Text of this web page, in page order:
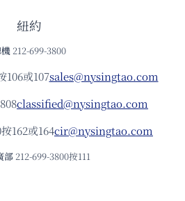
紐約
212-699-3800
106或107sales@nysingtao.com
classified@nysingtao.com
162或164cir@nysingtao.com
部 212-699-3800按111